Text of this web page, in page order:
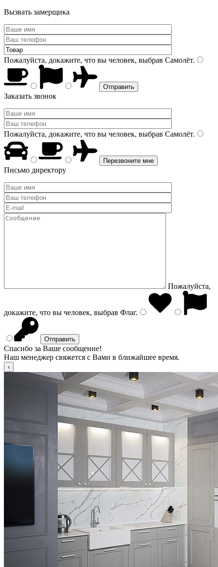
Вызвать замерщика
Пожалуйста, докажите, что вы человек, выбрав Самолёт.
Заказать звонок
Пожалуйста, докажите, что вы человек, выбрав Самолёт.
Письмо директору
Пожалуйста,
докажите, что вы человек, выбрав Флаг.
Спасибо за Ваше сообщение!
Наш менеджер свяжется с Вами в ближайшее время.